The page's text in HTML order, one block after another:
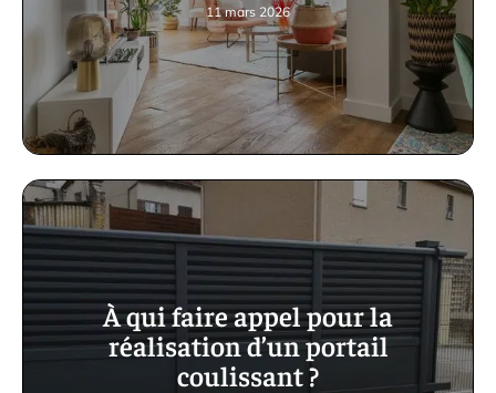
11 mars 2026
À qui faire appel pour la
réalisation d’un portail
coulissant ?